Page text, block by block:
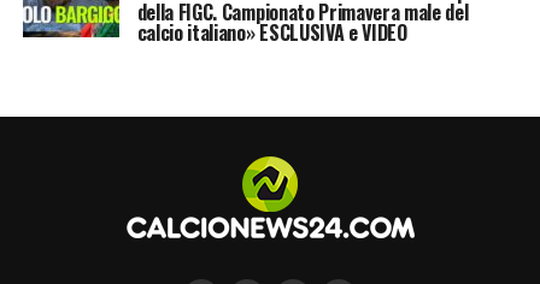
Manchester. London calling cantava
LA PLAYLIST DELLE NOSTRE TOP NEWS
della FIGC. Campionato Primavera male del
calcio italiano» ESCLUSIVA e VIDEO